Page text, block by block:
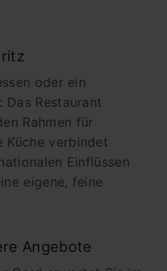
oder ein
Restaurant
Rahmen für
Küche verbindet
Einflüssen
eigene, feine
Angebote